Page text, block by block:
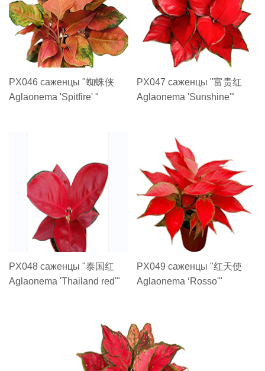
PX046 саженцы "蜘蛛侠
Aglaonema 'Spitfire' "
PX047 саженцы "富贵红
Aglaonema 'Sunshine'"
PX048 саженцы "泰国红
Aglaonema 'Thailand red'"
PX049 саженцы "红天使
Aglaonema ‘Rosso'"